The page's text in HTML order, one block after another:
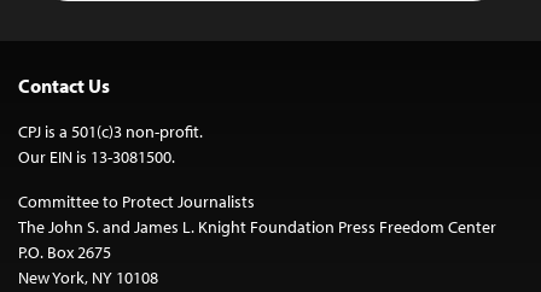
Contact Us
CPJ is a 501(c)3 non-profit.
Our EIN is 13-3081500.
Committee to Protect Journalists
The John S. and James L. Knight Foundation Press Freedom Center
P.O. Box 2675
New York, NY 10108